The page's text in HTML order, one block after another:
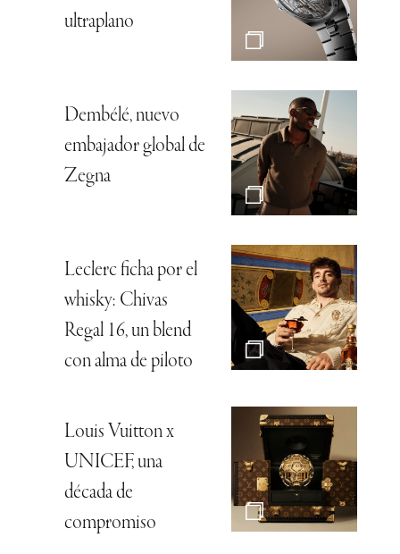
ultraplano
Dembélé, nuevo
embajador global de
Zegna
Leclerc ficha por el
whisky: Chivas
Regal 16, un blend
con alma de piloto
Louis Vuitton x
UNICEF, una
década de
compromiso